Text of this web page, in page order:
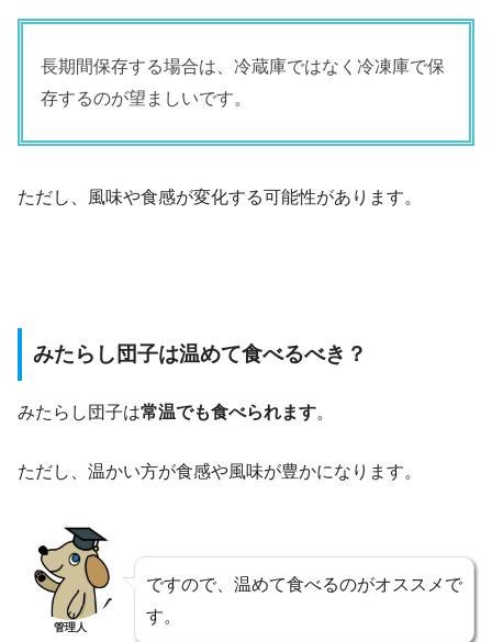
長期間保存する場合は、冷蔵庫ではなく冷凍庫で保
存するのが望ましいです。
ただし、風味や食感が変化する可能性があります。
みたらし団子は温めて食べるべき？
みたらし団子は常温でも食べられます。
ただし、温かい方が食感や風味が豊かになります。
管理人
ですので、温めて食べるのがオススメで
す。